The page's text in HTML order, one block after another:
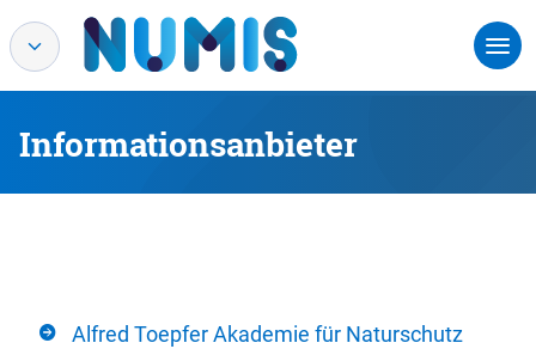
Informationsanbieter
Alfred Toepfer Akademie für Naturschutz